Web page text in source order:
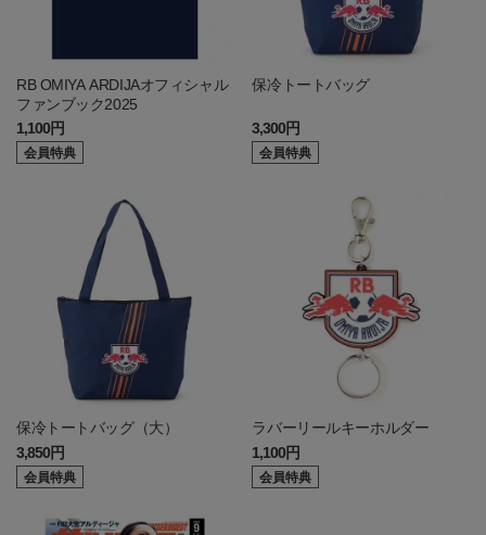
RB OMIYA ARDIJAオフィシャル
ファンブック2025
1,100円
会員特典
保冷トートバッグ
3,300円
会員特典
保冷トートバッグ（大）
3,850円
会員特典
ラバーリールキーホルダー
1,100円
会員特典